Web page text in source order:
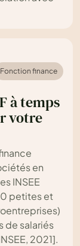
Fonction finance
à temps
votre
en
INSEE
petites et
de salariés
2021].